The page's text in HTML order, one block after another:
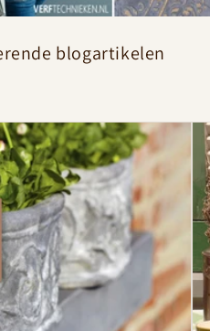
blogartikelen